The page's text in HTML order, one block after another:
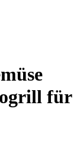
für